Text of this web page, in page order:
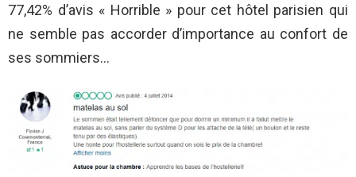
77,42% d’avis « Horrible » pour cet hôtel parisien qui
ne semble pas accorder d’importance au confort de
ses sommiers…